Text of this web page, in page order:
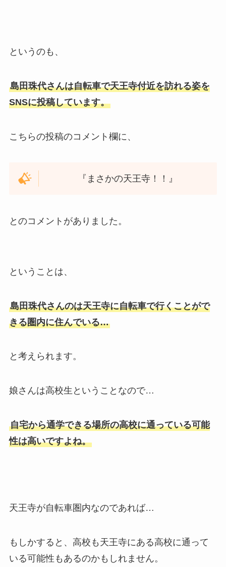
というのも、
島田珠代さんは自転車で天王寺付近を訪れる姿を
SNSに投稿しています。
こちらの投稿のコメント欄に、
『まさかの天王寺！！』
とのコメントがありました。
ということは、
島田珠代さんのは天王寺に自転車で行くことがで
きる圏内に住んでいる…
と考えられます。
娘さんは高校生ということなので…
自宅から通学できる場所の高校に通っている可能
性は高いですよね。
天王寺が自転車圏内なのであれば…
もしかすると、高校も天王寺にある高校に通って
いる可能性もあるのかもしれません。